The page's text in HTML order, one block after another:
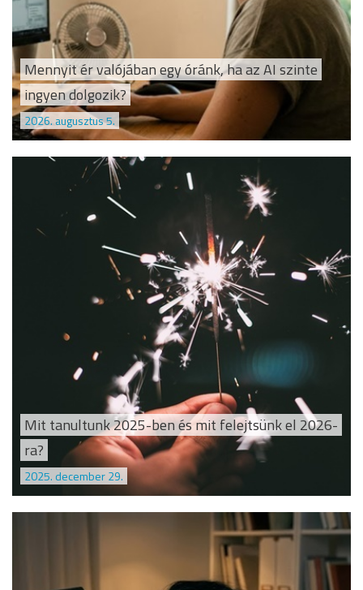
Mennyit ér valójában egy óránk, ha az AI szinte
ingyen dolgozik?
2026. augusztus 5.
Mit tanultunk 2025-ben és mit felejtsünk el 2026-
ra?
2025. december 29.